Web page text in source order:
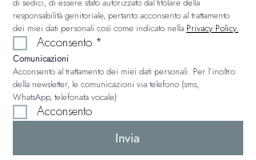
responsabilità genitoriale, pertanto acconsento al trattamento
dei miei dati personali così come indicato nella Privacy Policy.
Acconsento *
Comunicazioni
Acconsento al trattamento dei miei dati personali. Per l’inoltro
della newsletter, le comunicazioni via telefono (sms,
WhatsApp, telefonata vocale)
Acconsento
Invia